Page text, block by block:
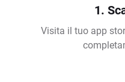
1.
Visita il tuo app